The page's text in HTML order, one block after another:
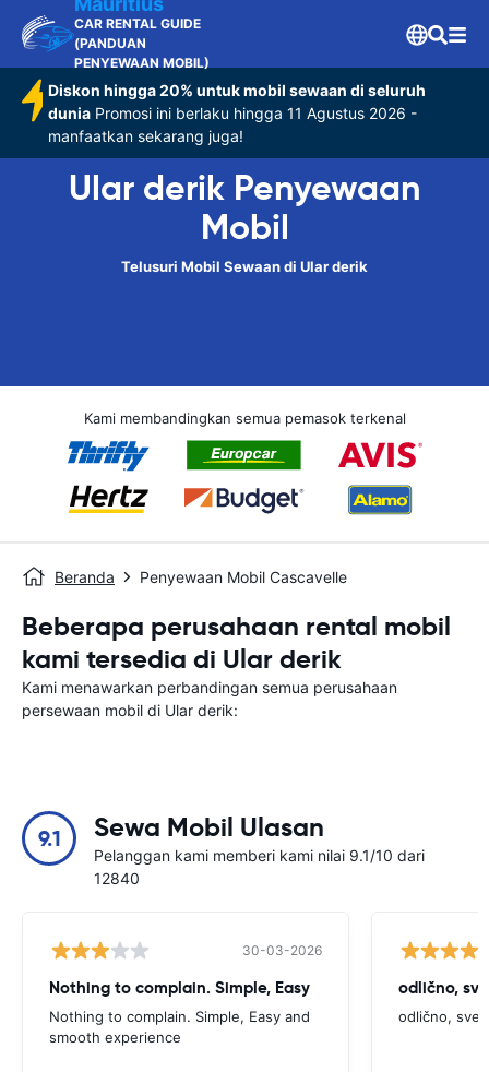
CAR RENTAL GUIDE
(PANDUAN
PENYEWAAN MOBIL)
Diskon hingga 20% untuk mobil sewaan di seluruh
dunia Promosi ini berlaku hingga 11 Agustus 2026 -
manfaatkan sekarang juga!
Ular derik Penyewaan
Mobil
Telusuri Mobil Sewaan di Ular derik
Kami membandingkan semua pemasok terkenal
Beranda Penyewaan Mobil Cascavelle
Beberapa perusahaan rental mobil
kami tersedia di Ular derik
Kami menawarkan perbandingan semua perusahaan
persewaan mobil di Ular derik:
9.1 Sewa Mobil Ulasan
Pelanggan kami memberi kami nilai 9.1/10 dari
12840
30-03-2026
Nothing to complain. Simple, Easy
Nothing to complain. Simple, Easy and
smooth experience
odlično,
odlično, sve